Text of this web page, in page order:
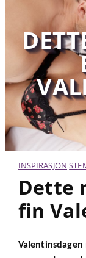
INSPIRASJON
Dette
fin